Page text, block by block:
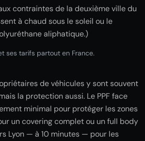
contraintes de la deuxième ville du
à chaud sous le soleil ou le
aliphatique.)
ses tarifs partout en France.
de véhicules y sont souvent
la protection aussi. Le PPF face
minimal pour protéger les zones
un covering complet ou un full body
Lyon — à 10 minutes — pour les